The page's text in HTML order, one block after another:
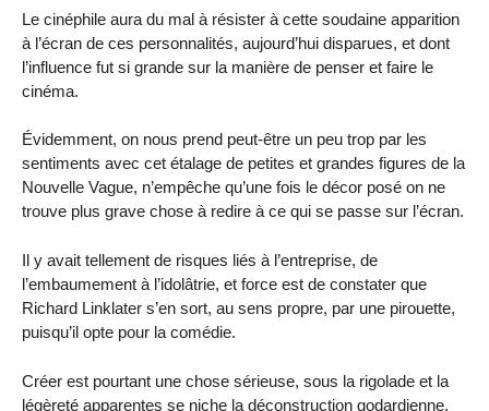
Le cinéphile aura du mal à résister à cette soudaine apparition
à l’écran de ces personnalités, aujourd’hui disparues, et dont
l’influence fut si grande sur la manière de penser et faire le
cinéma.
Évidemment, on nous prend peut-être un peu trop par les
sentiments avec cet étalage de petites et grandes figures de la
Nouvelle Vague, n’empêche qu’une fois le décor posé on ne
trouve plus grave chose à redire à ce qui se passe sur l’écran.
Il y avait tellement de risques liés à l’entreprise, de
l’embaumement à l’idolâtrie, et force est de constater que
Richard Linklater s’en sort, au sens propre, par une pirouette,
puisqu’il opte pour la comédie.
Créer est pourtant une chose sérieuse, sous la rigolade et la
légèreté apparentes se niche la déconstruction godardienne,